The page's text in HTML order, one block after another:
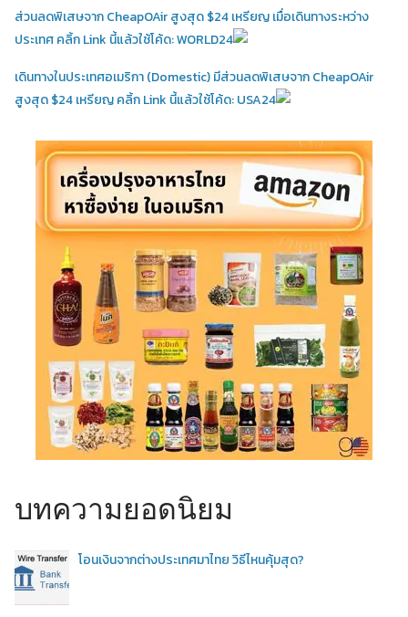
ส่วนลดพิเสษจาก CheapOAir สูงสุด $24 เหรียญ เมื่อเดินทางระหว่าง
ประเทศ คลิ้ก Link นี้แล้วใช้โค้ด: WORLD24
เดินทางในประเทศอเมริกา (Domestic)มีส่วนลดพิเสษจาก CheapOAir
สูงสุด $24 เหรียญ คลิ้ก Link นี้แล้วใช้โค้ด: USA24
บทความยอดนิยม
โอนเงินจากต่างประเทศมาไทย วิธีไหนคุ้มสุด?